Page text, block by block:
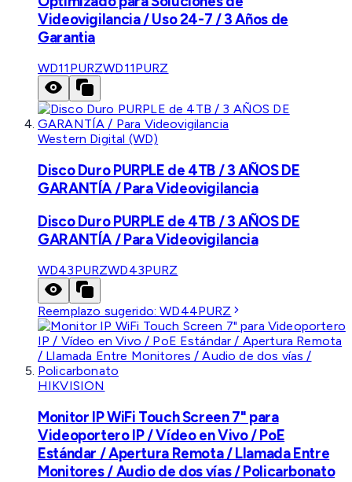
Videovigilancia / Uso 24-7 / 3 Años de
Garantia
WD11PURZWD11PURZ
Western Digital (WD)
Disco Duro PURPLE de 4TB / 3 AÑOS DE
GARANTÍA / Para Videovigilancia
Disco Duro PURPLE de 4TB / 3 AÑOS DE
GARANTÍA / Para Videovigilancia
WD43PURZWD43PURZ
Reemplazo sugerido:WD44PURZ
HIKVISION
Monitor IP WiFi Touch Screen 7" para
Videoportero IP / Vídeo en Vivo / PoE
Estándar / Apertura Remota / Llamada Entre
Monitores / Audio de dos vías / Policarbonato